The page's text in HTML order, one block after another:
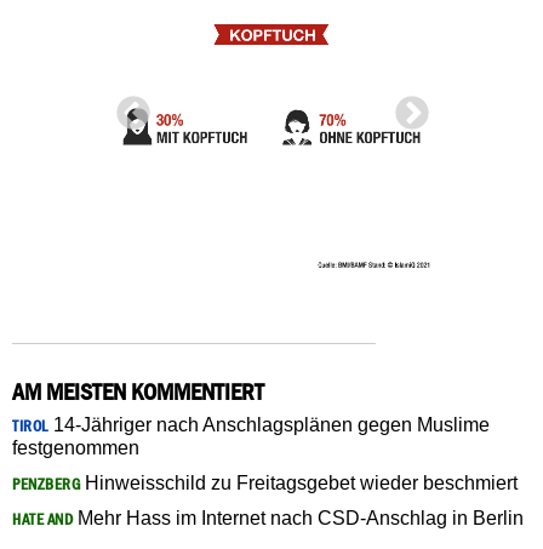
AM MEISTEN KOMMENTIERT
TIROL14-Jähriger nach Anschlagsplänen gegen Muslime
festgenommen
PENZBERGHinweisschild zu Freitagsgebet wieder beschmiert
HATE ANDMehr Hass im Internet nach CSD-Anschlag in Berlin